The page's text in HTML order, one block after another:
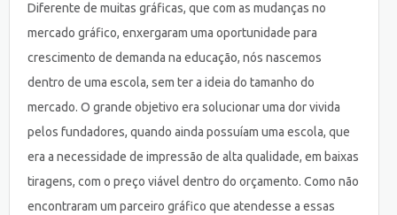
Diferente de muitas gráficas, que com as mudanças no
mercado gráfico, enxergaram uma oportunidade para
crescimento de demanda na educação, nós nascemos
dentro de uma escola, sem ter a ideia do tamanho do
mercado. O grande objetivo era solucionar uma dor vivida
pelos fundadores, quando ainda possuíam uma escola, que
era a necessidade de impressão de alta qualidade, em baixas
tiragens, com o preço viável dentro do orçamento. Como não
encontraram um parceiro gráfico que atendesse a essas